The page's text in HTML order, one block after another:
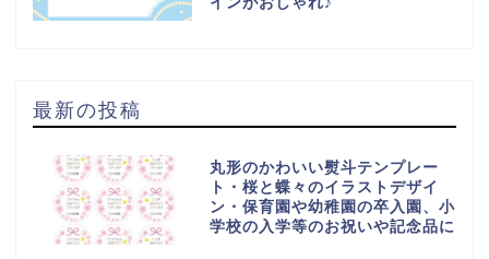
最新の投稿
丸形のかわいい熨斗テンプレー
ト・桜と蝶々のイラストデザイ
ン・保育園や幼稚園の卒入園、小
学校の入学等のお祝いや記念品に